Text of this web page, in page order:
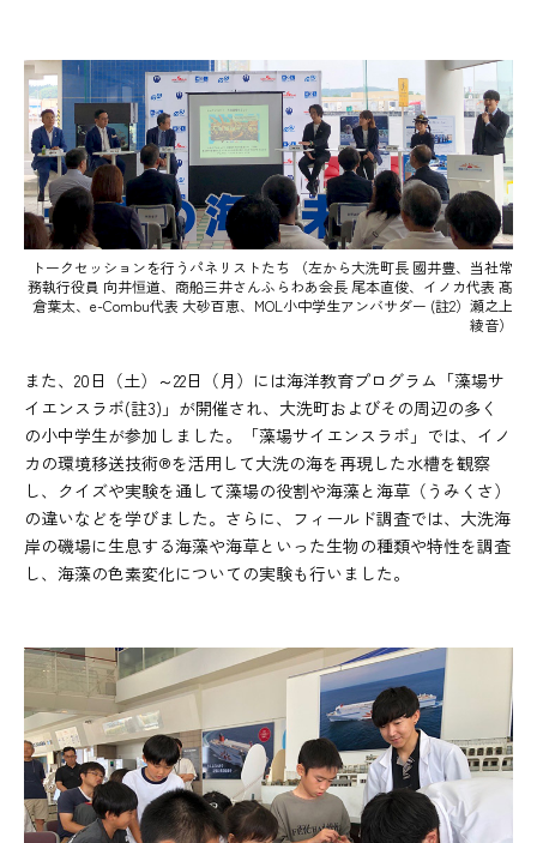
トークセッションを行うパネリストたち
（左から大洗町長 國井豊、当社常
務執行役員 向井恒道、商船三井さんふらわあ会長 尾本直俊、 イノカ代表 髙
倉葉太、e-Combu代表 大砂百恵、MOL小中学生アンバサダー (註2）瀬之上
綾音）
また、20日（土）～22日（月）には海洋教育プログラム「藻場サ
イエンスラボ(註3)」が開催され、大洗町およびその周辺の多く
の小中学生が参加しました。「藻場サイエンスラボ」では、イノ
カの環境移送技術®を活用して大洗の海を再現した水槽を観察
し、クイズや実験を通して藻場の役割や海藻と海草（うみくさ）
の違いなどを学びました。さらに、フィールド調査では、大洗海
岸の磯場に生息する海藻や海草といった生物の種類や特性を調査
し、海藻の色素変化についての実験も行いました。